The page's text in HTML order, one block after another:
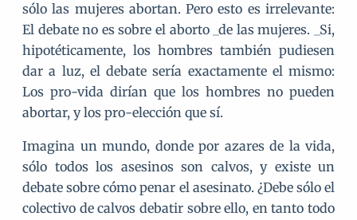
sólo las mujeres abortan. Pero esto es irrelevante:
El debate no es sobre el aborto _de las mujeres. _Si,
hipotéticamente, los hombres también pudiesen
dar a luz, el debate sería exactamente el mismo:
Los pro-vida dirían que los hombres no pueden
abortar, y los pro-elección que sí.
Imagina un mundo, donde por azares de la vida,
sólo todos los asesinos son calvos, y existe un
debate sobre cómo penar el asesinato. ¿Debe sólo el
colectivo de calvos debatir sobre ello, en tanto todo